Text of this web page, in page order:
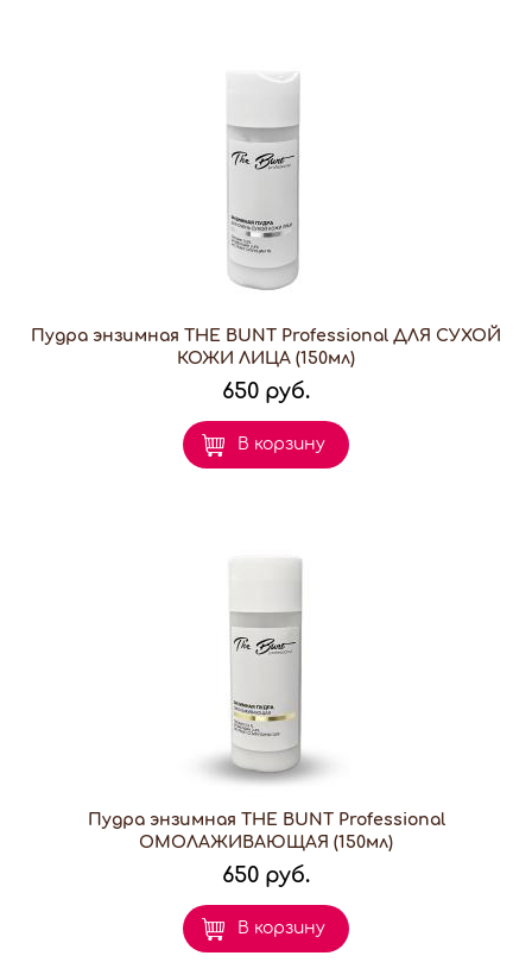
Пудра энзимная THE BUNT Professional ДЛЯ СУХОЙ
КОЖИ ЛИЦА (150мл)
650 руб.
В корзину
Пудра энзимная THE BUNT Professional
ОМОЛАЖИВАЮЩАЯ (150мл)
650 руб.
В корзину